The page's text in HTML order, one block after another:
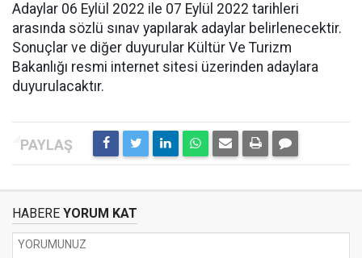
Adaylar 06 Eylül 2022 ile 07 Eylül 2022 tarihleri
arasında sözlü sınav yapılarak adaylar belirlenecektir.
Sonuçlar ve diğer duyurular Kültür Ve Turizm
Bakanlığı resmi internet sitesi üzerinden adaylara
duyurulacaktır.
HABERE YORUM KAT